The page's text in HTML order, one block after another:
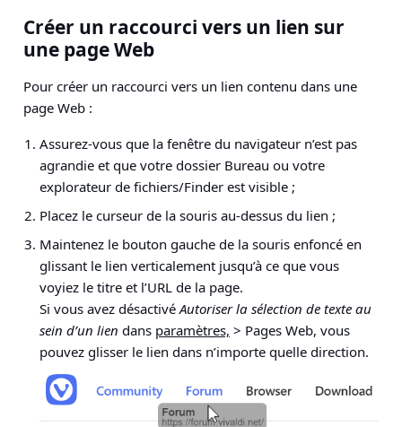
Créer un raccourci vers un lien sur
une page Web
Pour créer un raccourci vers un lien contenu dans une
page Web :
Assurez-vous que la fenêtre du navigateur n’est pas
agrandie et que votre dossier Bureau ou votre
explorateur de fichiers/Finder est visible ;
Placez le curseur de la souris au-dessus du lien ;
Maintenez le bouton gauche de la souris enfoncé en
glissant le lien verticalement jusqu’à ce que vous
voyiez le titre et l’URL de la page.
Si vous avez désactivéAutoriser la sélection de texte au
sein d’un lien dans paramètres, > Pages Web, vous
pouvez glisser le lien dans n’importe quelle direction.